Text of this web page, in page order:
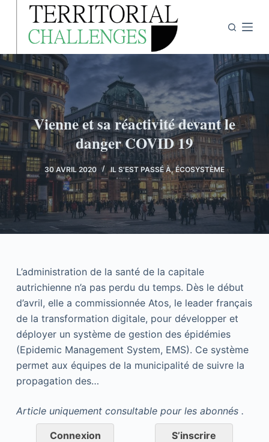
s
e
u
c
n
u
Vienne et sa réactivité devant le
danger COVID 19
30 AVRIL 2020 IL S'EST PASSÉ À,ÉCOSYSTÈME
L’administration de la santé de la capitale
autrichienne n’a pas perdu du temps. Dès le début
d’avril, elle a commissionnée Atos, le leader français
de la transformation digitale, pour développer et
déployer un système de gestion des épidémies
(Epidemic Management System, EMS). Ce système
permet aux équipes de la municipalité de suivre la
propagation des…
Article uniquement consultable pour les abonnés .
Connexion S’inscrire